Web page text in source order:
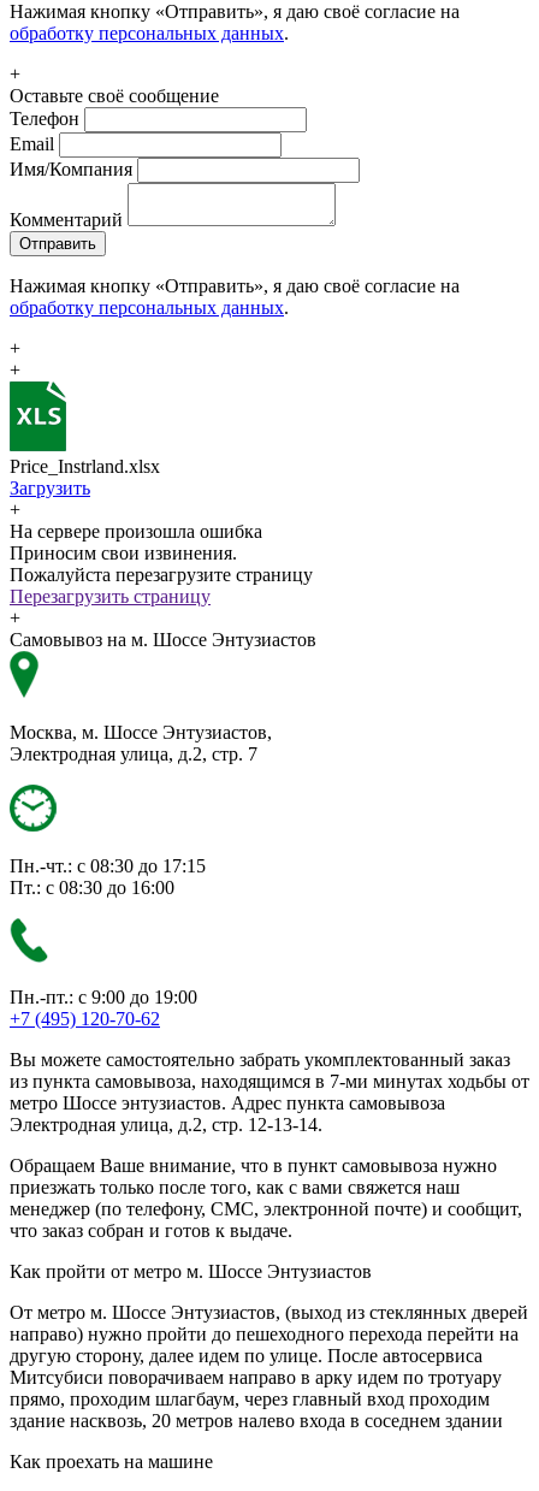
Нажимая кнопку «Отправить», я даю своё согласие на
обработку персональных данных.
+
Оставьте своё сообщение
Телефон
Email
Имя/Компания
Комментарий
Отправить
Нажимая кнопку «Отправить», я даю своё согласие на
обработку персональных данных.
+
+
Price_Instrland.xlsx
Загрузить
+
На сервере произошла ошибка
Приносим свои извинения.
Пожалуйста перезагрузите страницу
Перезагрузить страницу
+
Самовывоз на м. Шоссе Энтузиастов
Москва, м. Шоссе Энтузиастов,
Электродная улица, д.2, стр. 7
Пн.-чт.: с 08:30 до 17:15
Пт.: с 08:30 до 16:00
Пн.-пт.: с 9:00 до 19:00
+7 (495) 120-70-62
Вы можете самостоятельно забрать укомплектованный заказ
из пункта самовывоза, находящимся в 7-ми минутах ходьбы от
метро Шоссе энтузиастов. Адрес пункта самовывоза
Электродная улица, д.2, стр. 12-13-14.
Обращаем Ваше внимание, что в пункт самовывоза нужно
приезжать только после того, как с вами свяжется наш
менеджер (по телефону, СМС, электронной почте) и сообщит,
что заказ собран и готов к выдаче.
Как пройти от метро м. Шоссе Энтузиастов
От метро м. Шоссе Энтузиастов, (выход из стеклянных дверей
направо) нужно пройти до пешеходного перехода перейти на
другую сторону, далее идем по улице. После автосервиса
Митсубиси поворачиваем направо в арку идем по тротуару
прямо, проходим шлагбаум, через главный вход проходим
здание насквозь, 20 метров налево входа в соседнем здании
Как проехать на машине